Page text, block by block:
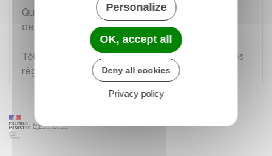
Quelle est la procédure pour saisir le médiateur
des communications électroniques ?
Téléchargement illégal (Arcom) : quelles sont les
règles ?
Personalize
OK, accept all
Deny all cookies
Privacy policy